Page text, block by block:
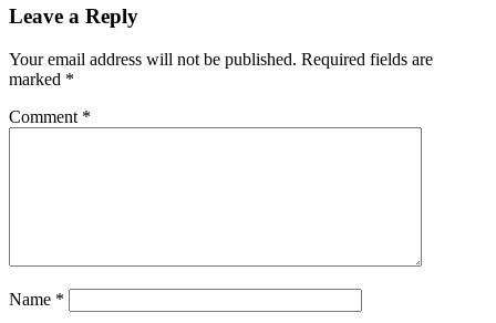
Leave a Reply
Your email address will not be published. Required fields are
marked *
Comment *
Name *